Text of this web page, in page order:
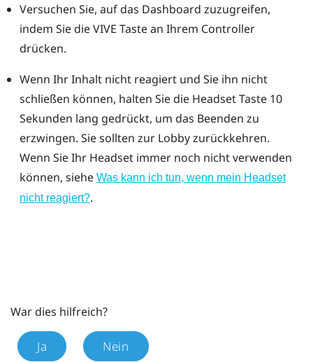
Versuchen Sie, auf das Dashboard zuzugreifen,
indem Sie die VIVE Taste an Ihrem Controller
drücken.
Wenn Ihr Inhalt nicht reagiert und Sie ihn nicht
schließen können, halten Sie die Headset Taste 10
Sekunden lang gedrückt, um das Beenden zu
erzwingen. Sie sollten zur Lobby zurückkehren.
Wenn Sie Ihr Headset immer noch nicht verwenden
können, siehe Was kann ich tun, wenn mein Headset
nicht reagiert?.
War dies hilfreich?
Ja Nein